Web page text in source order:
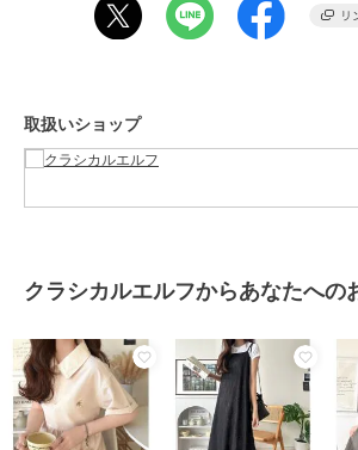
ナチュラルなシボ感が特徴です。
厚さ：薄手
伸縮性：なし
この１枚でコーデに悩まず着るだけでお洒落に
一枚でサラッと着ても、中にＴシャツやシアー
◎
足元にローファーパンプスやサンダルと合わせ
取扱いショップ
クラシカルエルフからあなたへの